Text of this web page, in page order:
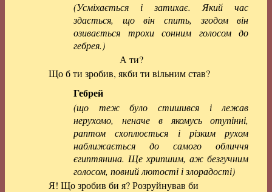
(Усміхається і затихає. Який час
здається, що він спить, згодом він
озивається трохи сонним голосом до
гебрея.)
А ти?
Що б ти зробив, якби ти вільним став?
Гебрей
(що теж було стишився і лежав
нерухомо, неначе в якомусь отупінні,
раптом схоплюється і різким рухом
наближається до самого обличчя
єгиптянина. Ще хрипшим, аж безгучним
голосом, повний лютості і злорадості)
Я! Що зробив би я? Розруйнував би